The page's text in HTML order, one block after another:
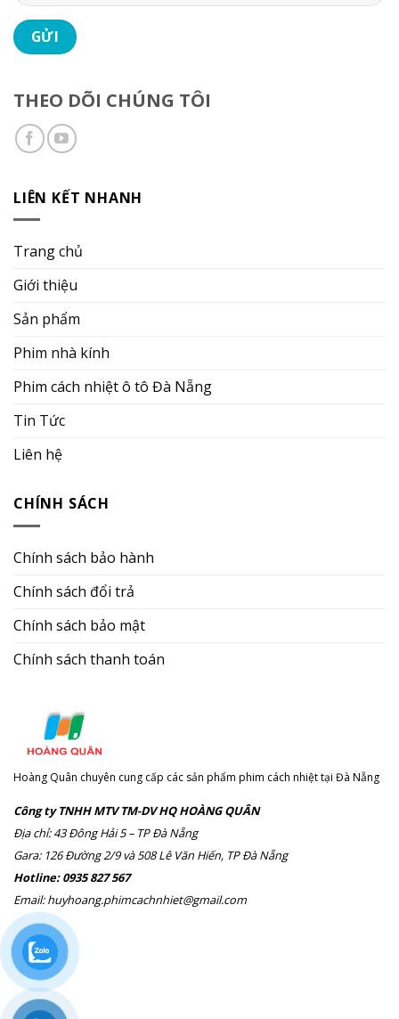
THEO DÕI CHÚNG TÔI
LIÊN KẾT NHANH
Trang chủ
Giới thiệu
Sản phẩm
Phim nhà kính
Phim cách nhiệt ô tô Đà Nẵng
Tin Tức
Liên hệ
CHÍNH SÁCH
Chính sách bảo hành
Chính sách đổi trả
Chính sách bảo mật
Chính sách thanh toán
Hoàng Quân chuyên cung cấp các sản phẩm phim cách nhiệt tại Đà Nẵng
Công ty TNHH MTV TM-DV HQ HOÀNG QUÂN
Địa chỉ: 43 Đông Hải 5 – TP Đà Nẵng
Gara: 126 Đường 2/9 và 508 Lê Văn Hiến, TP Đà Nẵng
Hotline: 0935 827 567
Email: huyhoang.phimcachnhiet@gmail.com